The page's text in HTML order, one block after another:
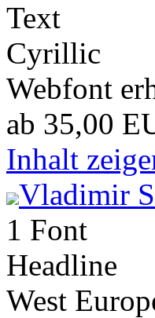
Text
Cyrillic
Webfont
ab 35,00
Inhalt
Vladimir
1 Font
Headline
West